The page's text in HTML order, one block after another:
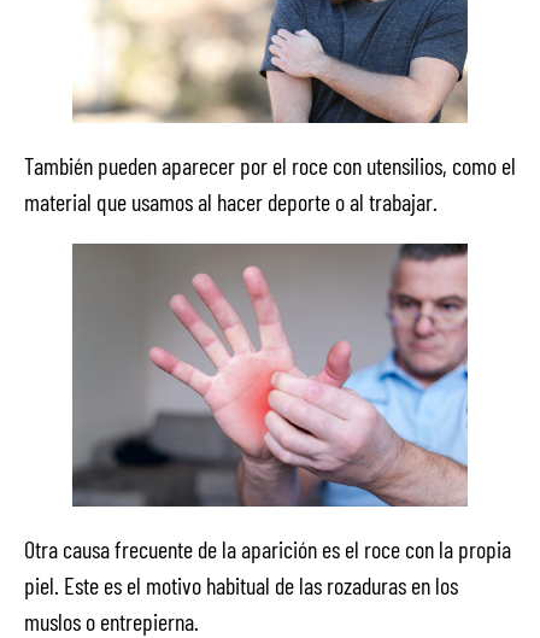
También pueden aparecer por el roce con utensilios, como el
material que usamos al hacer deporte o al trabajar.
Otra causa frecuente de la aparición es el roce con la propia
piel. Este es el motivo habitual de las rozaduras en los
muslos o entrepierna.